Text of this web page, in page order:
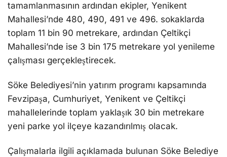
tamamlanmasının ardından ekipler, Yenikent
Mahallesi’nde 480, 490, 491 ve 496. sokaklarda
toplam 11 bin 90 metrekare, ardından Çeltikçi
Mahallesi’nde ise 3 bin 175 metrekare yol yenileme
çalışması gerçekleştirecek.
Söke Belediyesi’nin yatırım programı kapsamında
Fevzipaşa, Cumhuriyet, Yenikent ve Çeltikçi
mahallelerinde toplam yaklaşık 30 bin metrekare
yeni parke yol ilçeye kazandırılmış olacak.
Çalışmalarla ilgili açıklamada bulunan Söke Belediye